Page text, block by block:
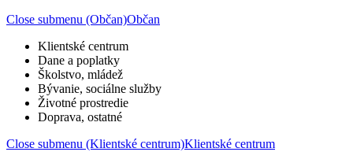
Close submenu (Občan)Občan
Klientské centrum
Dane a poplatky
Školstvo, mládež
Bývanie, sociálne služby
Životné prostredie
Doprava, ostatné
Close submenu (Klientské centrum)Klientské centrum